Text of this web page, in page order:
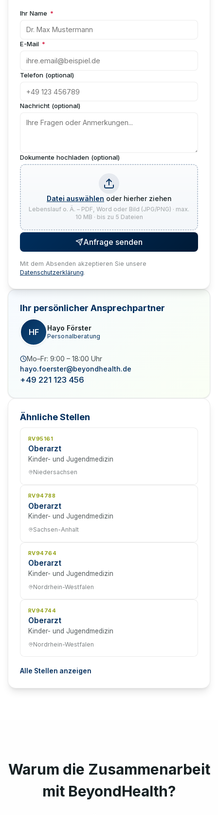
Ihr Name *
E-Mail *
Telefon (optional)
Nachricht (optional)
Dokumente hochladen (optional)
Datei auswählen oder hierher ziehen
Lebenslauf o. Ä. – PDF, Word oder Bild (JPG/PNG) · max.
10 MB · bis zu 5 Dateien
Anfrage senden
Mit dem Absenden akzeptieren Sie unsere
Datenschutzerklärung.
Ihr persönlicher Ansprechpartner
HF Hayo Förster
Personalberatung
Mo–Fr: 9:00 – 18:00 Uhr
hayo.foerster@beyondhealth.de
+49 221 123 456
Ähnliche Stellen
RV95161
Oberarzt
Kinder- und Jugendmedizin
Niedersachsen
RV94788
Oberarzt
Kinder- und Jugendmedizin
Sachsen-Anhalt
RV94764
Oberarzt
Kinder- und Jugendmedizin
Nordrhein-Westfalen
RV94744
Oberarzt
Kinder- und Jugendmedizin
Nordrhein-Westfalen
Alle Stellen anzeigen
Warum die Zusammenarbeit
mit BeyondHealth?